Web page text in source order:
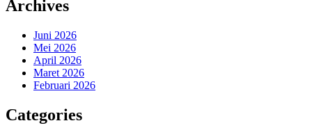
Archives
Juni 2026
Mei 2026
April 2026
Maret 2026
Februari 2026
Categories